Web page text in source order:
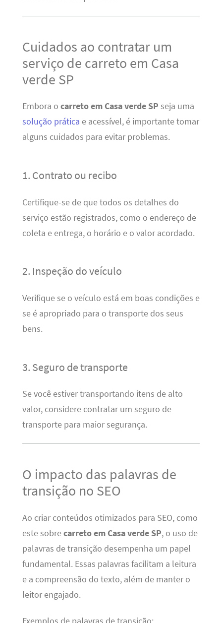
Cuidados ao contratar um
serviço de carreto em Casa
verde SP
Embora o carreto em Casa verde SP seja uma
solução prática e acessível, é importante tomar
alguns cuidados para evitar problemas.
1. Contrato ou recibo
Certifique-se de que todos os detalhes do
serviço estão registrados, como o endereço de
coleta e entrega, o horário e o valor acordado.
2. Inspeção do veículo
Verifique se o veículo está em boas condições e
se é apropriado para o transporte dos seus
bens.
3. Seguro de transporte
Se você estiver transportando itens de alto
valor, considere contratar um seguro de
transporte para maior segurança.
O impacto das palavras de
transição no SEO
Ao criar conteúdos otimizados para SEO, como
este sobrecarreto em Casa verde SP, o uso de
palavras de transição desempenha um papel
fundamental. Essas palavras facilitam a leitura
e a compreensão do texto, além de manter o
leitor engajado.